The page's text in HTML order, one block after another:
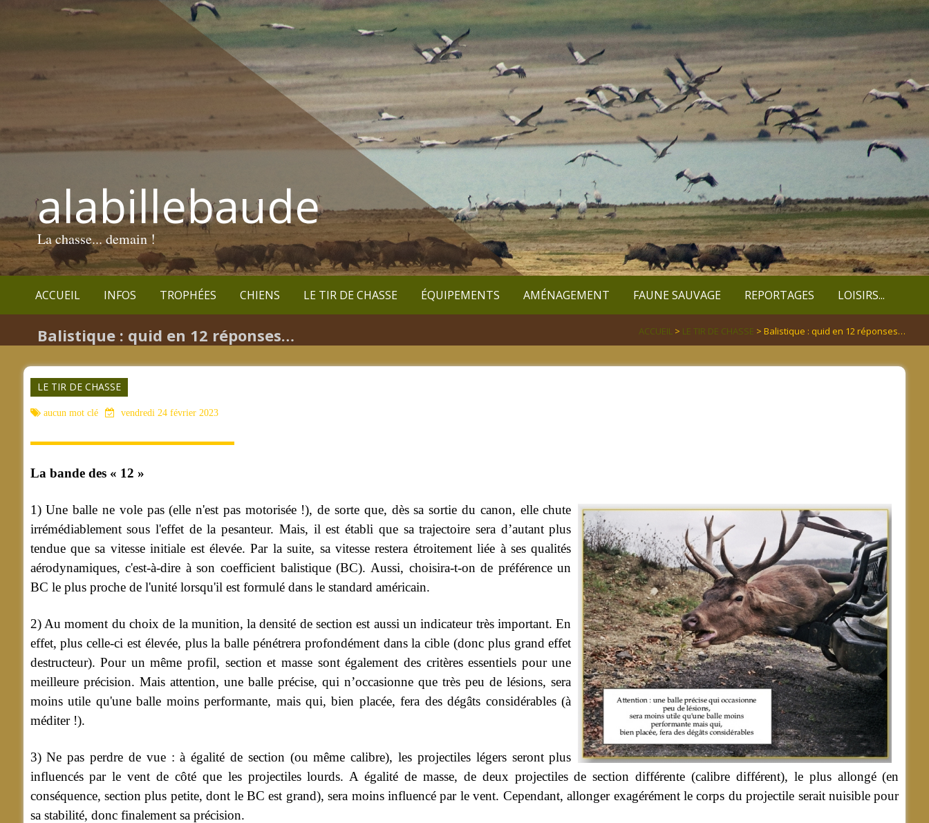
alabillebaude
La chasse... demain !
ACCUEIL INFOS TROPHÉES CHIENS LE TIR DE CHASSE ÉQUIPEMENTS AMÉNAGEMENT FAUNE SAUVAGE REPORTAGES LOISIRS...
Balistique : quid en 12 réponses… ACCUEIL > LE TIR DE CHASSE > Balistique : quid en 12 réponses…
LE TIR DE CHASSE
aucun mot clé vendredi 24 février 2023
La bande des « 12 »
1) Une balle ne vole pas (elle n'est pas motorisée !), de sorte que, dès sa sortie du canon, elle chute
irrémédiablement sous l'effet de la pesanteur. Mais, il est établi que sa trajectoire sera d’autant plus
tendue que sa vitesse initiale est élevée. Par la suite, sa vitesse restera étroitement liée à ses qualités
aérodynamiques, c'est-à-dire à son coefficient balistique (BC). Aussi, choisira-t-on de préférence un
BC le plus proche de l'unité lorsqu'il est formulé dans le standard américain.
2) Au moment du choix de la munition, la densité de section est aussi un indicateur très important. En
effet, plus celle-ci est élevée, plus la balle pénétrera profondément dans la cible (donc plus grand effet
destructeur). Pour un même profil, section et masse sont également des critères essentiels pour une
meilleure précision. Mais attention, une balle précise, qui n’occasionne que très peu de lésions, sera
moins utile qu'une balle moins performante, mais qui, bien placée, fera des dégâts considérables (à
méditer !).
3) Ne pas perdre de vue : à égalité de section (ou même calibre), les projectiles légers seront plus
influencés par le vent de côté que les projectiles lourds. A égalité de masse, de deux projectiles de section différente (calibre différent), le plus allongé (en
conséquence, section plus petite, dont le BC est grand), sera moins influencé par le vent. Cependant, allonger exagérément le corps du projectile serait nuisible pour
sa stabilité, donc finalement sa précision.